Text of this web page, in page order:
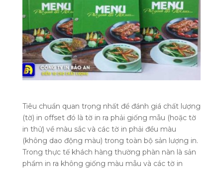
Tiêu chuẩn quan trọng nhất để đánh giá chất lượng
(tờ) in offset đó là tờ in ra phải giống mẫu (hoặc tờ
in thử) về màu sắc và các tờ in phải đều màu
(không dao động màu) trong toàn bộ sản lượng in.
Trong thực tế khách hàng thường phàn nàn là sản
phẩm in ra không giống màu mẫu và các tờ in